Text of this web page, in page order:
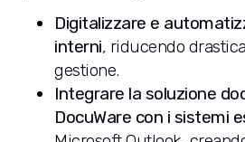
Digitalizzare e
interni, riducendo
gestione.
Integrare la soluzione
DocuWare con i sistemi